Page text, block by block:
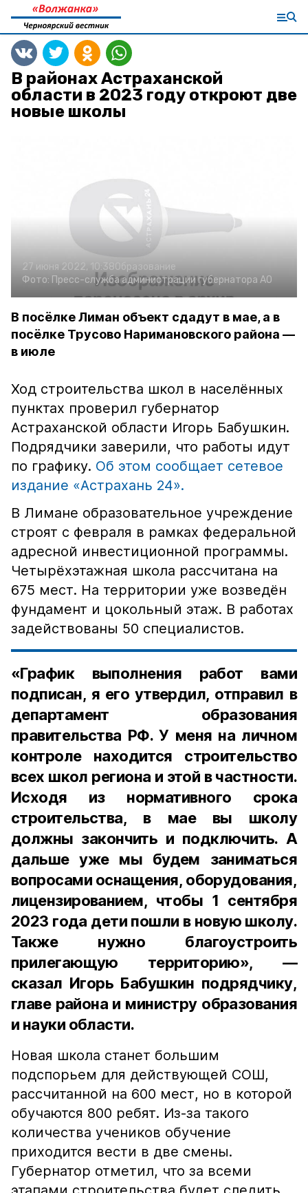
В районах Астраханской
области в 2023 году откроют две
новые школы
27 июня 2022, 10:38Образование
Фото: Пресс-служба администрации губернатора АО
В посёлке Лиман объект сдадут в мае, а в
посёлке Трусово Наримановского района —
в июле
Ход строительства школ в населённых
пунктах проверил губернатор
Астраханской области Игорь Бабушкин.
Подрядчики заверили, что работы идут
по графику. Об этом сообщает сетевое
издание «Астрахань 24».
В Лимане образовательное учреждение
строят с февраля в рамках федеральной
адресной инвестиционной программы.
Четырёхэтажная школа рассчитана на
675 мест. На территории уже возведён
фундамент и цокольный этаж. В работах
задействованы 50 специалистов.
«График выполнения работ вами
подписан, я его утвердил, отправил в
департамент образования
правительства РФ. У меня на личном
контроле находится строительство
всех школ региона и этой в частности.
Исходя из нормативного срока
строительства, в мае вы школу
должны закончить и подключить. А
дальше уже мы будем заниматься
вопросами оснащения, оборудования,
лицензированием, чтобы 1 сентября
2023 года дети пошли в новую школу.
Также нужно благоустроить
прилегающую территорию», —
сказал Игорь Бабушкин подрядчику,
главе района и министру образования
и науки области.
Новая школа станет большим
подспорьем для действующей СОШ,
рассчитанной на 600 мест, но в которой
обучаются 800 ребят. Из-за такого
количества учеников обучение
приходится вести в две смены.
Губернатор отметил, что за всеми